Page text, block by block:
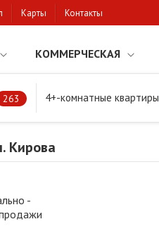
Карты Контакты
КОММЕРЧЕСКАЯ
263 4+-комнатные квартиры
Кирова
-